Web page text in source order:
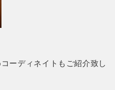
ーディネイトもご紹介致し